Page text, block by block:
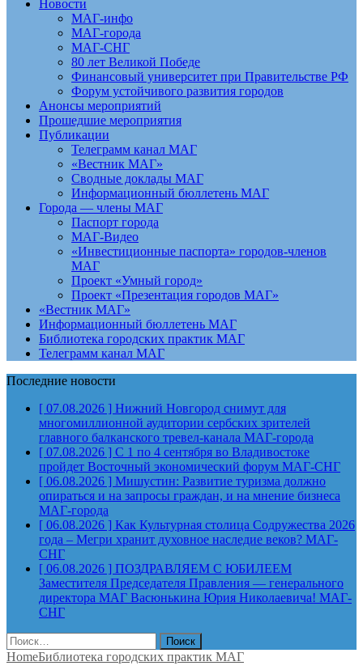
Новости
МАГ-инфо
МАГ-города
МАГ-СНГ
80 лет Великой Победе
Финансовый университет при Правительстве РФ
Форум устойчивого развития городов
Анонсы мероприятий
Прошедшие мероприятия
Публикации
Телеграмм канал МАГ
«Вестник МАГ»
Сводные доклады МАГ
Информационный бюллетень МАГ
Города — члены МАГ
Паспорт города
МАГ-Видео
«Инвестиционные паспорта» городов-членов
МАГ
Проект «Умный город»
Проект «Презентация городов МАГ»
«Вестник МАГ»
Информационный бюллетень МАГ
Библиотека городских практик МАГ
Телеграмм канал МАГ
Последние новости
[ 07.08.2026 ] Нижний Новгород снимут для
многомиллионной аудитории сербских зрителей
главного балканского тревел-канала МАГ-города
[ 07.08.2026 ] С 1 по 4 сентября во Владивостоке
пройдет Восточный экономический форум МАГ-СНГ
[ 06.08.2026 ] Мишустин: Развитие туризма должно
опираться и на запросы граждан, и на мнение бизнеса
МАГ-города
[ 06.08.2026 ] Как Культурная столица Содружества 2026
года – Мегри хранит духовное наследие веков? МАГ-
СНГ
[ 06.08.2026 ] ПОЗДРАВЛЯЕМ С ЮБИЛЕЕМ
Заместителя Председателя Правления — генерального
директора МАГ Васюнькина Юрия Николаевича! МАГ-
СНГ
Найти:
HomeБиблиотека городских практик МАГ